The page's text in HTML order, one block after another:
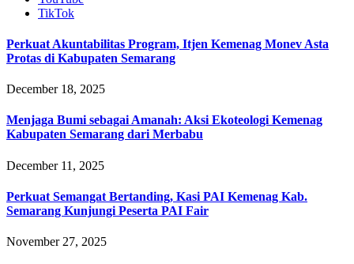
TikTok
Perkuat Akuntabilitas Program, Itjen Kemenag Monev Asta
Protas di Kabupaten Semarang
December 18, 2025
Menjaga Bumi sebagai Amanah: Aksi Ekoteologi Kemenag
Kabupaten Semarang dari Merbabu
December 11, 2025
Perkuat Semangat Bertanding, Kasi PAI Kemenag Kab.
Semarang Kunjungi Peserta PAI Fair
November 27, 2025